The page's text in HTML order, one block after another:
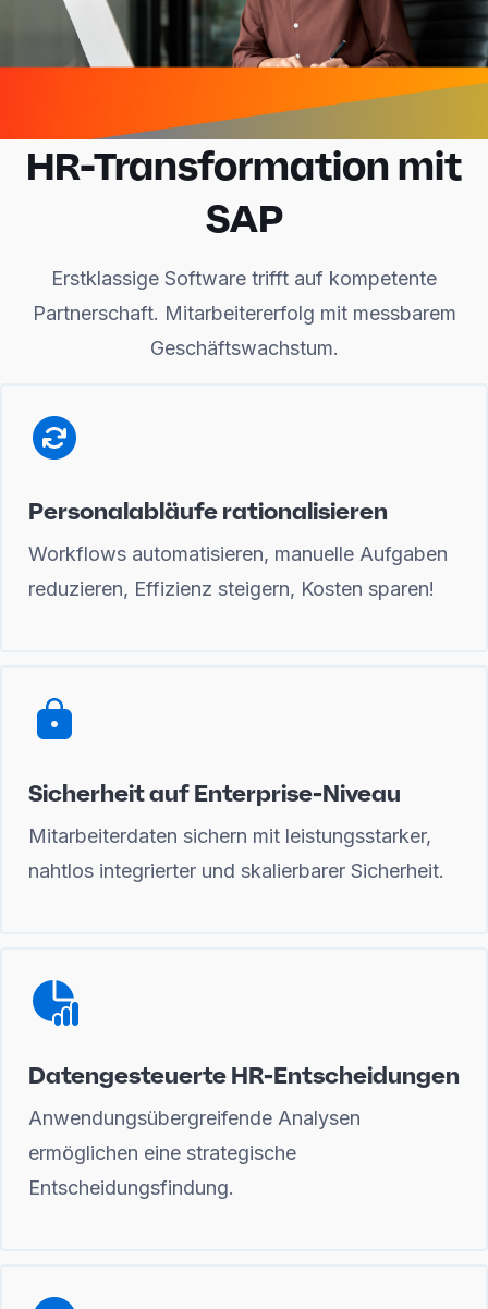
HR-Transformation mit
SAP
Erstklassige Software trifft auf kompetente
Partnerschaft. Mitarbeitererfolg mit messbarem
Geschäftswachstum.
Personalabläufe rationalisieren
Workflows automatisieren, manuelle Aufgaben
reduzieren, Effizienz steigern, Kosten sparen!
Sicherheit auf Enterprise-Niveau
Mitarbeiterdaten sichern mit leistungsstarker,
nahtlos integrierter und skalierbarer Sicherheit.
Datengesteuerte HR-Entscheidungen
Anwendungsübergreifende Analysen
ermöglichen eine strategische
Entscheidungsfindung.